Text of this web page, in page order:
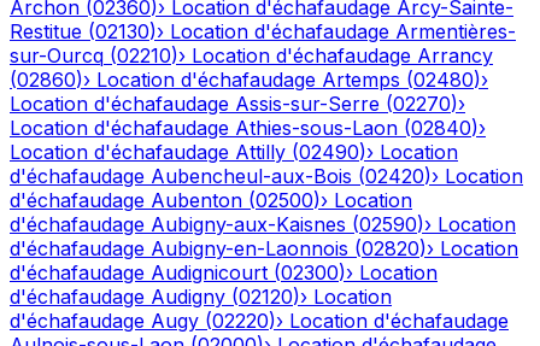
Archon (02360)› Location d'échafaudage Arcy-Sainte-
Restitue (02130)› Location d'échafaudage Armentières-
sur-Ourcq (02210)› Location d'échafaudage Arrancy
(02860)› Location d'échafaudage Artemps (02480)›
Location d'échafaudage Assis-sur-Serre (02270)›
Location d'échafaudage Athies-sous-Laon (02840)›
Location d'échafaudage Attilly (02490)› Location
d'échafaudage Aubencheul-aux-Bois (02420)› Location
d'échafaudage Aubenton (02500)› Location
d'échafaudage Aubigny-aux-Kaisnes (02590)› Location
d'échafaudage Aubigny-en-Laonnois (02820)› Location
d'échafaudage Audignicourt (02300)› Location
d'échafaudage Audigny (02120)› Location
d'échafaudage Augy (02220)› Location d'échafaudage